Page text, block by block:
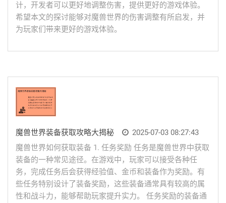
计，开发者可以更好地调整伤害，提供更好的游戏体验。
希望本文的探讨能够对魔兽世界的伤害调整有所启发，并
为玩家们带来更好的游戏体验。
魔兽世界装备获取攻略大揭秘
2025-07-03 08:27:43
魔兽世界如何获取装备 1. 任务奖励 任务是魔兽世界中获取
装备的一种常见途径。在游戏中，玩家可以接受各种任
务，完成任务后会获得经验值、金币和装备作为奖励。有
些任务特别设计了装备奖励，这些装备通常具有较高的属
性和战斗力，能够帮助玩家提升实力。 任务奖励的装备通